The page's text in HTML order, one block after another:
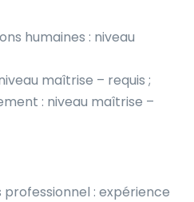
humaines : niveau
maîtrise – requis ;
: niveau maîtrise –
: expérience